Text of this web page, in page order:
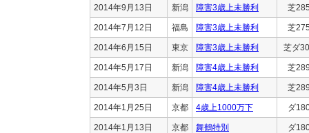
2014年9月13日 新潟 障害3歳上未勝利 芝
2014年7月12日 福島 障害3歳上未勝利 芝
2014年6月15日 東京 障害3歳上未勝利 芝ダ
2014年5月17日 新潟 障害4歳上未勝利 芝
2014年5月3日 新潟 障害4歳上未勝利 芝
2014年1月25日 京都 4歳上1000万下 ダ
2014年1月13日 京都 舞鶴特別 ダ